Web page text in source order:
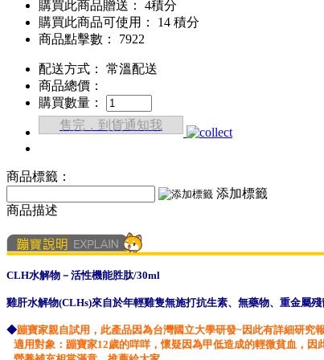
購買此商品贈送： 4積分
購買此商品可使用： 14 積分
商品點擊數： 7922
配送方式：
常溫配送
商品總價：
購買數量：
售完，到貨通知我
商品標籤：
添加標籤
商品描述
CLH水解物－活性機能胜肽/30ml
雞肝水解物(CLHs)來自於年輕雞隻無施打抗生素、無藥物、重金屬
◆蹦寶家親自試用，此產品因為台灣國立大學研發~因此有詳細研究
適用對象：蹦寶家12歲的咩咩，懷疑因為甲低造成的輕微貧血，